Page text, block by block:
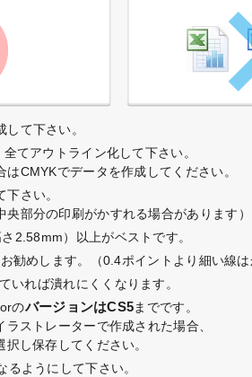
て下さい。
てアウトライン化して下さい。
CMYKでデータを作成してください。
さい。
央部分の印刷がかすれる場合があります）
2.58mm）以上がベストです。
勧めします。（0.4ポイントより細い線は
いれば潰れにくくなります。
のバージョンはCS5までです。
ストレーターで作成された場合、
し保存してください。
ようにして下さい。